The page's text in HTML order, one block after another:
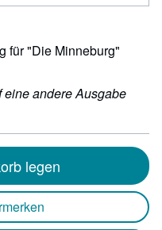
für "Die Minneburg"
eine andere Ausgabe
legen